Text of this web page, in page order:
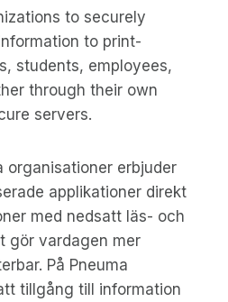
to securely
to print-
students, employees,
through their own
servers.
organisationer erbjuder
applikationer direkt
med nedsatt läs- och
gör vardagen mer
På Pneuma
tillgång till information